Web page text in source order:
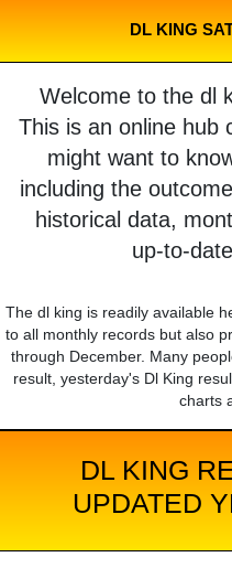
DL KING
Welcome to the dl
This is an online hub
might want to
including the
historical data,
up-to-
The dl king is readily available
to all monthly records but also
through December. Many
result, yesterday's Dl King
charts
DL KING
UPDATED